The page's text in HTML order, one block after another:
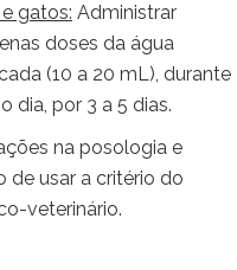
gatos: Administrar
doses da água
(10 a 20 mL), durante
dia, por 3 a 5 dias.
na posologia e
de usar a critério do
veterinário.